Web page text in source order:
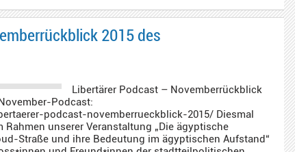
2015 des
Libertärer Podcast – Novemberrückblick
Podcast:
podcast-novemberrueckblick-2015/ Diesmal
Rahmen unserer Veranstaltung „Die ägyptische
Straße und ihre Bedeutung im ägyptischen Aufstand“